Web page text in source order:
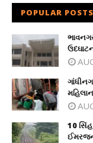
POPULAR POSTS
10